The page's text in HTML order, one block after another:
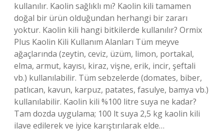
kullanılır. Kaolin sağlıklı mı? Kaolin kili tamamen
doğal bir ürün olduğundan herhangi bir zararı
yoktur. Kaolin kili hangi bitkilerde kullanılır? Ormix
Plus Kaolin Kili Kullanım Alanları Tüm meyve
ağaçlarında (zeytin, ceviz, üzüm, limon, portakal,
elma, armut, kayısı, kiraz, vişne, erik, incir, şeftali
vb.) kullanılabilir. Tüm sebzelerde (domates, biber,
patlıcan, kavun, karpuz, patates, fasulye, bamya vb.)
kullanılabilir. Kaolin kili %100 litre suya ne kadar?
Tam dozda uygulama; 100 lt suya 2,5 kg kaolin kili
ilave edilerek ve iyice karıştırılarak elde…